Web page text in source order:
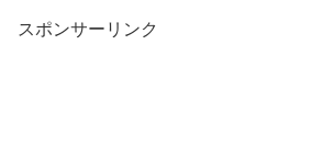
スポンサーリンク